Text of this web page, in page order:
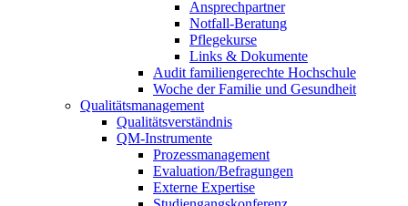
Ansprechpartner
Notfall-Beratung
Pflegekurse
Links & Dokumente
Audit familiengerechte Hochschule
Woche der Familie und Gesundheit
Qualitätsmanagement
Qualitätsverständnis
QM-Instrumente
Prozessmanagement
Evaluation/Befragungen
Externe Expertise